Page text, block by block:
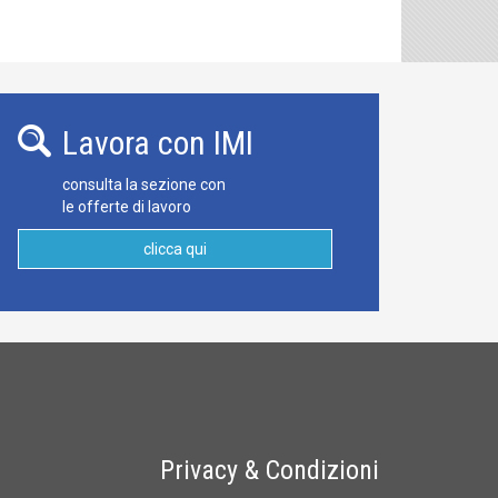
Lavora con IMI
consulta la sezione con
le offerte di lavoro
clicca qui
Privacy & Condizioni